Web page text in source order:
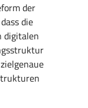
der
die
digitalen